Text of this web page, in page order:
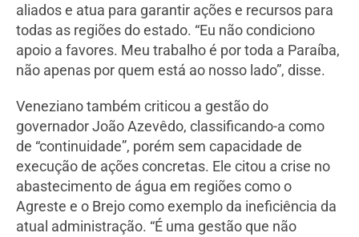
aliados e atua para garantir ações e recursos para
todas as regiões do estado. “Eu não condiciono
apoio a favores. Meu trabalho é por toda a Paraíba,
não apenas por quem está ao nosso lado”, disse.
Veneziano também criticou a gestão do
governador João Azevêdo, classificando-a como
de “continuidade”, porém sem capacidade de
execução de ações concretas. Ele citou a crise no
abastecimento de água em regiões como o
Agreste e o Brejo como exemplo da ineficiência da
atual administração. “É uma gestão que não